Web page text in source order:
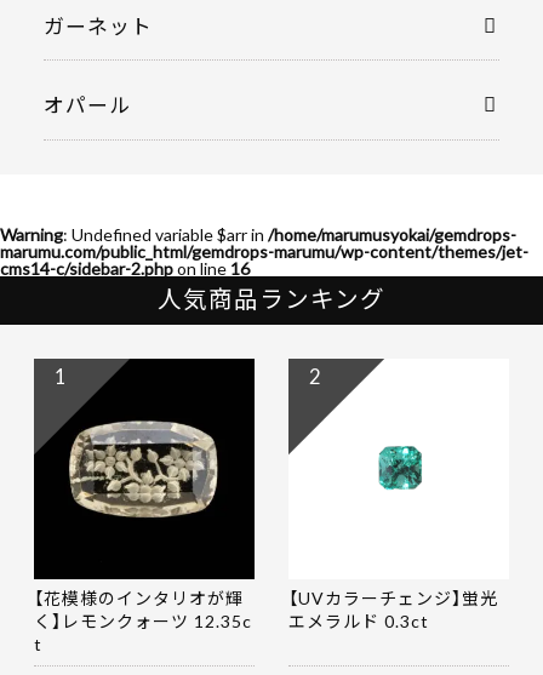
ガーネット
オパール
Warning: Undefined variable $arr in /home/marumusyokai/gemdrops-
marumu.com/public_html/gemdrops-marumu/wp-content/themes/jet-
cms14-c/sidebar-2.phpon line 16
人気商品ランキング
【花模様のインタリオが輝
く】レモンクォーツ 12.35c
t
1
【UVカラーチェンジ】蛍光
エメラルド 0.3ct
2